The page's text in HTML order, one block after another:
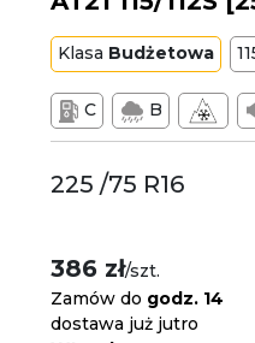
Klasa Budżetowa
C B
225 /75 R16
386 zł/szt.
Zamów do godz. 14
dostawa już jutro